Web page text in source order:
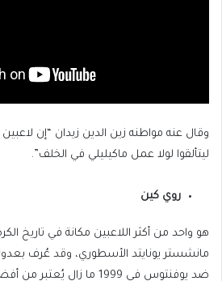
وقال عنه مواطنه زين الدين زيدان “إن
ليتألقوا لولا عمل ماكيليلي في الخلف”.
روي كين
هو واحد من أكثر اللاعبين مكانة في تاريخ
مانشستر يونايتد الأسطوري، وقد عُرف
ضد يوفنتوس في 1999 ما زال